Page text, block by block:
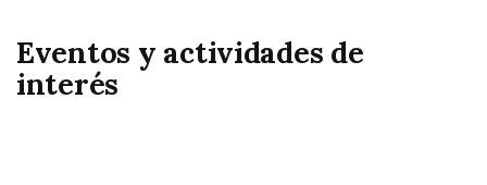
Eventos y actividades de
interés